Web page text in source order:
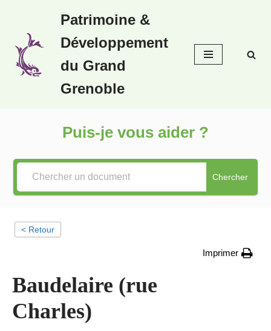
au
contenu
Patrimoine &
Développement
du Grand
Grenoble
Puis-je vous aider ?
Chercher
< Retour
Imprimer
Baudelaire (rue
Charles)